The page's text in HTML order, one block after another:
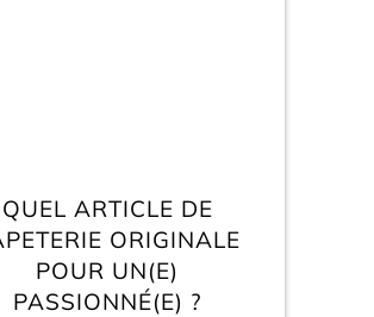
QUEL ARTICLE DE
ORIGINALE
POUR UN(E)
PASSIONNÉ(E) ?